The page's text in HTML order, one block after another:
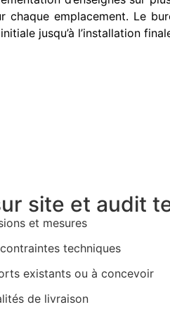
chaque emplacement. Le
jusqu’à l’installation
site et audit
et mesures
techniques
existants ou à concevoir
de livraison